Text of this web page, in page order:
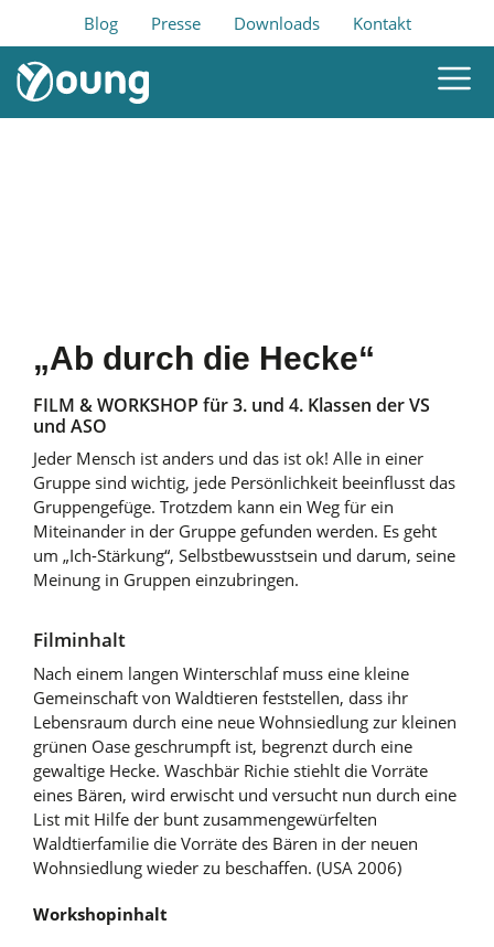
Blog Presse Downloads Kontakt
„Ab durch die Hecke“
FILM & WORKSHOP für 3. und 4. Klassen der VS
und ASO
Jeder Mensch ist anders und das ist ok! Alle in einer
Gruppe sind wichtig, jede Persönlichkeit beeinflusst das
Gruppengefüge. Trotzdem kann ein Weg für ein
Miteinander in der Gruppe gefunden werden. Es geht
um „Ich-Stärkung“, Selbstbewusstsein und darum, seine
Meinung in Gruppen einzubringen.
Filminhalt
Nach einem langen Winterschlaf muss eine kleine
Gemeinschaft von Waldtieren feststellen, dass ihr
Lebensraum durch eine neue Wohnsiedlung zur kleinen
grünen Oase geschrumpft ist, begrenzt durch eine
gewaltige Hecke. Waschbär Richie stiehlt die Vorräte
eines Bären, wird erwischt und versucht nun durch eine
List mit Hilfe der bunt zusammengewürfelten
Waldtierfamilie die Vorräte des Bären in der neuen
Wohnsiedlung wieder zu beschaffen. (USA 2006)
Workshopinhalt